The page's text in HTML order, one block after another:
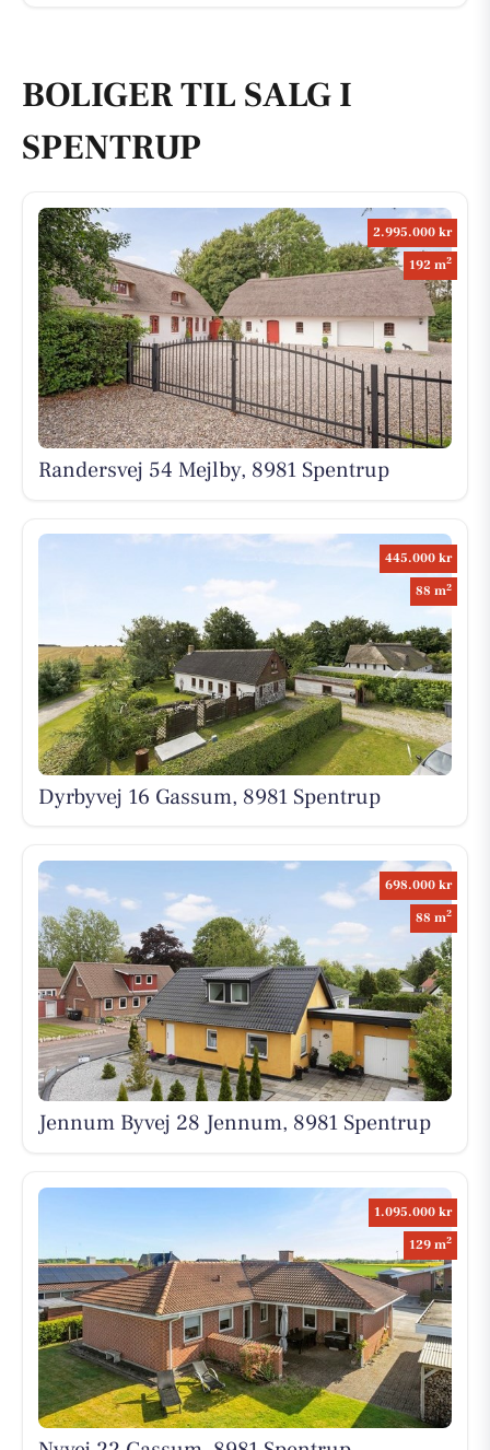
BOLIGER TIL SALG I
SPENTRUP
2.995.000 kr
192 m2
Randersvej 54 Mejlby, 8981 Spentrup
445.000 kr
88 m2
Dyrbyvej 16 Gassum, 8981 Spentrup
698.000 kr
88 m2
Jennum Byvej 28 Jennum, 8981 Spentrup
1.095.000 kr
129 m2